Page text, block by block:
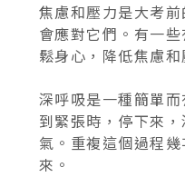
焦慮和壓力是大考
會應對它們。有一
鬆身心，降低焦慮和
深呼吸是一種簡單
到緊張時，停下來
氣。重複這個過程
來。